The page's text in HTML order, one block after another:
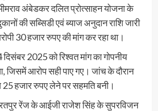
अंबेडकर दलित प्रोत्साहन योजना के
की सब्सिडी एवं ब्याज अनुदान राशि जारी
30 हजार रुपए की मांग कर रहा था।
2025 को रिश्वत मांग का गोपनीय
जिसमें आरोप सही पाए गए। जांच के दौरान
हजार रुपए लेने पर सहमति बनी।
रेंज के आईजी राजेश सिंह के सुपरविजन